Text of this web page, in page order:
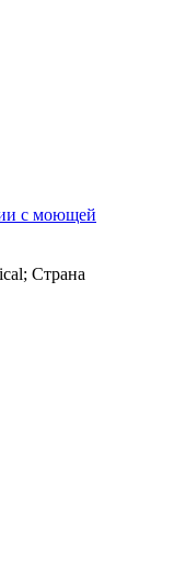
с моющей
Страна